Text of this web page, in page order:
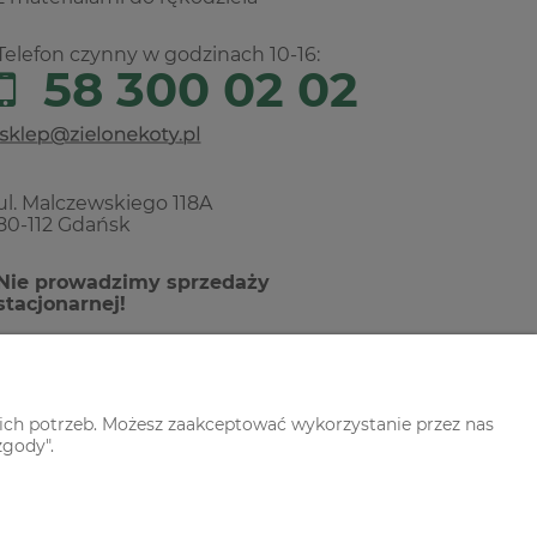
czynny w godzinach 10-16:
58 300 02 02
Malczewskiego 118A
112 Gdańsk
prowadzimy sprzedaży
potrzeb. Możesz zaakceptować wykorzystanie przez nas